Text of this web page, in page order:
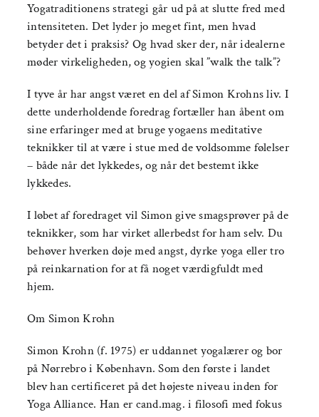
Yogatraditionens strategi går ud på at slutte fred med
intensiteten. Det lyder jo meget fint, men hvad
betyder det i praksis? Og hvad sker der, når idealerne
møder virkeligheden, og yogien skal ”walk the talk”?
I tyve år har angst været en del af Simon Krohns liv. I
dette underholdende foredrag fortæller han åbent om
sine erfaringer med at bruge yogaens meditative
teknikker til at være i stue med de voldsomme følelser
– både når det lykkedes, og når det bestemt ikke
lykkedes.
I løbet af foredraget vil Simon give smagsprøver på de
teknikker, som har virket allerbedst for ham selv. Du
behøver hverken døje med angst, dyrke yoga eller tro
på reinkarnation for at få noget værdigfuldt med
hjem.
Om Simon Krohn
Simon Krohn (f. 1975) er uddannet yogalærer og bor
på Nørrebro i København. Som den første i landet
blev han certificeret på det højeste niveau inden for
Yoga Alliance. Han er cand.mag. i filosofi med fokus